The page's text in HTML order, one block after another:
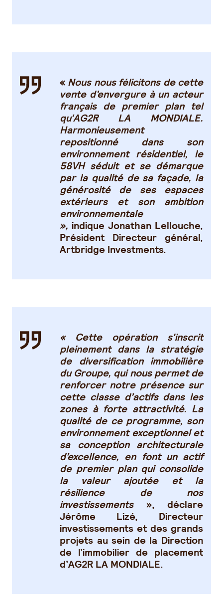
« Nous nous félicitons de cette
vente d’envergure à un acteur
français de premier plan tel
qu’AG2R LA MONDIALE.
Harmonieusement
repositionné dans son
environnement résidentiel, le
58VH séduit et se démarque
par la qualité de sa façade, la
générosité de ses espaces
extérieurs et son ambition
environnementale
», indique Jonathan Lellouche,
Président Directeur général,
Artbridge Investments.
« Cette opération s'inscrit
pleinement dans la stratégie
de diversification immobilière
du Groupe, qui nous permet de
renforcer notre présence sur
cette classe d’actifs dans les
zones à forte attractivité. La
qualité de ce programme, son
environnement exceptionnel et
sa conception architecturale
d’excellence, en font un actif
de premier plan qui consolide
la valeur ajoutée et la
résilience de nos
investissements», déclare
Jérôme Lizé, Directeur
investissements et des grands
projets au sein de la Direction
de l’immobilier de placement
d’AG2R LA MONDIALE.